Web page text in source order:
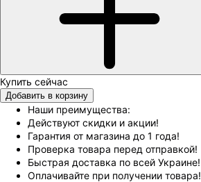
Добавить в корзину
Наши преимущества:
Действуют скидки и акции!
Гарантия от магазина до 1 года!
Проверка товара перед отправкой!
Быстрая доставка по всей Украине!
Оплачивайте при получении товара!